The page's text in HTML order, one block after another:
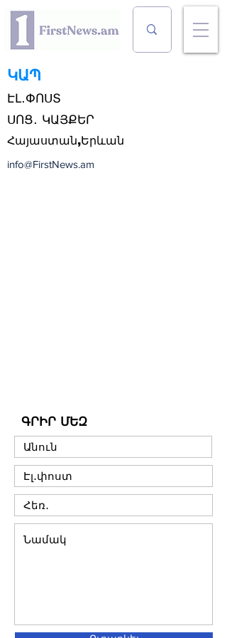
ԿԱՊ
ԷԼ․ՓՈՍՏ
ՍՈՑ․ ԿԱՅՔԵՐ
Հայաստան,Երևան
info@FirstNews.am
ԳՐԻՐ ՄԵԶ